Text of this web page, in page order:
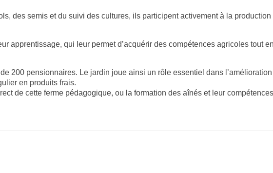
des semis et du suivi des cultures, ils participent activement à la
apprentissage, qui leur permet d’acquérir des compétences agricoles tout
200 pensionnaires. Le jardin joue ainsi un rôle essentiel dans
en produits frais.
de cette ferme pédagogique, ou la formation des aînés et leur